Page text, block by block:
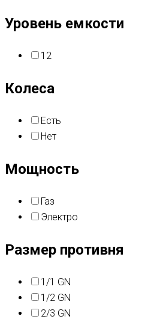
Уровень емкости
12
Колеса
Есть
Нет
Мощность
Газ
Электро
Размер противня
1/1 GN
1/2 GN
2/3 GN